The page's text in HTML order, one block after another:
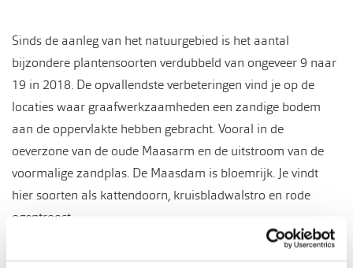
Sinds de aanleg van het natuurgebied is het aantal
bijzondere plantensoorten verdubbeld van ongeveer 9 naar
19 in 2018. De opvallendste verbeteringen vind je op de
locaties waar graafwerkzaamheden een zandige bodem
aan de oppervlakte hebben gebracht. Vooral in de
oeverzone van de oude Maasarm en de uitstroom van de
voormalige zandplas. De Maasdam is bloemrijk. Je vindt
hier soorten als kattendoorn, kruisbladwalstro en rode
ogentroost.